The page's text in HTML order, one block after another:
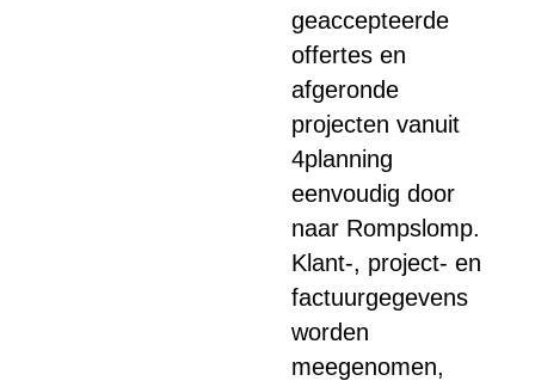
geaccepteerde
offertes en
afgeronde
projecten vanuit
4planning
eenvoudig door
naar Rompslomp.
Klant-, project- en
factuurgegevens
worden
meegenomen,